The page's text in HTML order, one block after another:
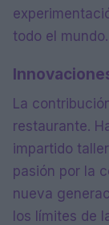
todo el mundo.
La
restaurante.
impartido
pasión por la
nueva
los límites de